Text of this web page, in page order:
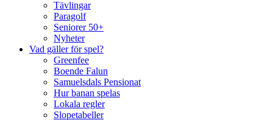
Tävlingar
Paragolf
Seniorer 50+
Nyheter
Vad gäller för spel?
Greenfee
Boende Falun
Samuelsdals Pensionat
Hur banan spelas
Lokala regler
Slopetabeller